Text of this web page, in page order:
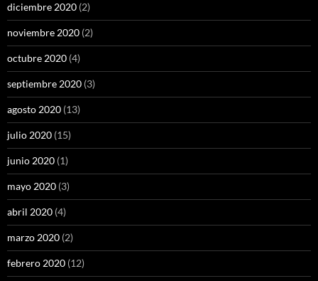
diciembre 2020 (2)
noviembre 2020 (2)
octubre 2020 (4)
septiembre 2020 (3)
agosto 2020 (13)
julio 2020 (15)
junio 2020 (1)
mayo 2020 (3)
abril 2020 (4)
marzo 2020 (2)
febrero 2020 (12)